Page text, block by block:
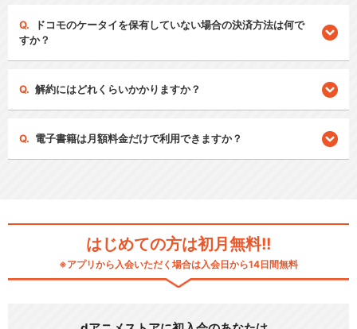
ドコモのケータイを保有していない場合の決済方法は何で
すか？
解約にはどれくらいかかりますか？
電子書籍は月額料金だけで利用できますか？
はじめての方は初月無料!!
※アプリから入会いただく場合は入会日から14日間無料